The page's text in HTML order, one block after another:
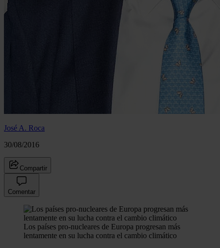
José A. Roca
30/08/2016
Compartir
Comentar
Los países pro-nucleares de Europa progresan más
lentamente en su lucha contra el cambio climático